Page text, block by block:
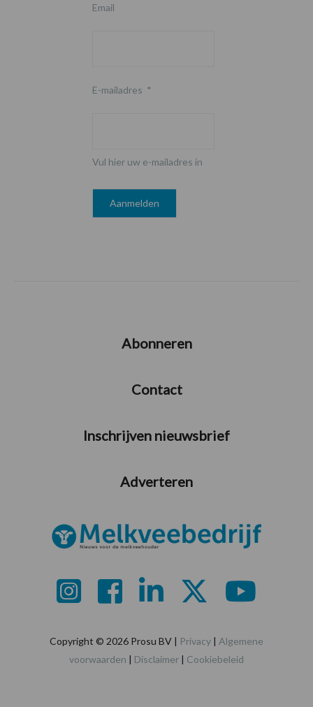
Email
E-mailadres *
Vul hier uw e-mailadres in
Abonneren
Contact
Inschrijven nieuwsbrief
Adverteren
Copyright © 2026 Prosu BV | Privacy | Algemene
voorwaarden | Disclaimer | Cookiebeleid